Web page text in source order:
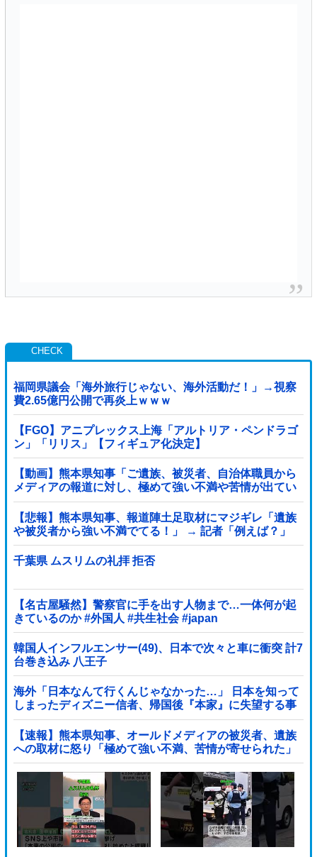
福岡県議会「海外旅行じゃない、海外活動だ！」→視察
費2.65億円公開で再炎上ｗｗｗ
【FGO】アニプレックス上海「アルトリア・ペンドラゴ
ン」「リリス」【フィギュア化決定】
【動画】熊本県知事「ご遺族、被災者、自治体職員から
メディアの報道に対し、極めて強い不満や苦情が出てい
る」記者「具体的には？」→
【悲報】熊本県知事、報道陣土足取材にマジギレ「遺族
や被災者から強い不満でてる！」 → 記者「例えば？」
→ 知事、怒り通り越して呆れてしまう …...
千葉県 ムスリムの礼拝 拒否
【名古屋騒然】警察官に手を出す人物まで…一体何が起
きているのか #外国人 #共生社会 #japan
韓国人インフルエンサー(49)、日本で次々と車に衝突 計7
台巻き込み 八王子
海外「日本なんて行くんじゃなかった…」 日本を知って
しまったディズニー信者、帰国後『本家』に失望する事
態に
【速報】熊本県知事、オールドメディアの被災者、遺族
への取材に怒り「極めて強い不満、苦情が寄せられた」
他